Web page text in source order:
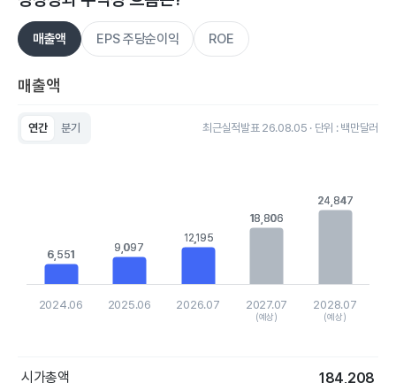
매출액 EPS 주당순이익 ROE
매출액
연간 분기 최근실적발표 26.08.05 · 단위 : 백만달러
The chart has 1 Y axis displaying values. Data ranges from
6,551
6,551
9,097
9,097
12,195
12,195
18,806
18,806
24,847
24,847
2024.06 2025.06 2026.07 2027.07
(예상)
2028.07
(예상)
시가총액 184,208